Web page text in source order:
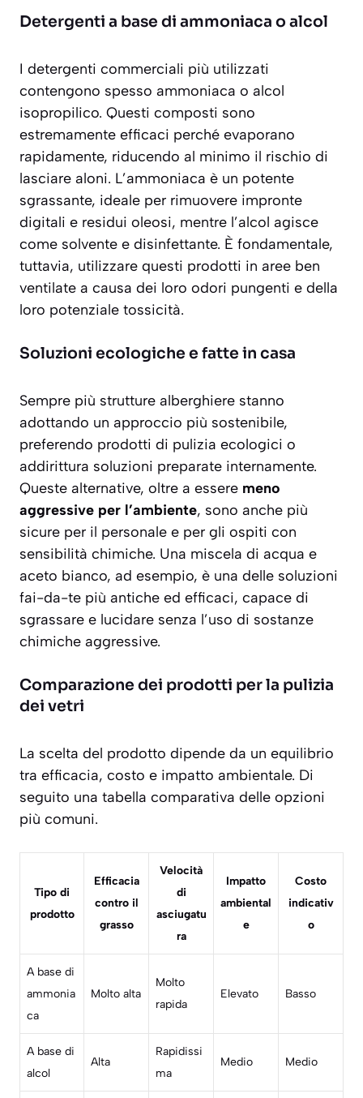
Detergenti a base di ammoniaca o alcol
I detergenti commerciali più utilizzati
contengono spesso ammoniaca o alcol
isopropilico. Questi composti sono
estremamente efficaci perché evaporano
rapidamente, riducendo al minimo il rischio di
lasciare aloni. L’ammoniaca è un potente
sgrassante, ideale per rimuovere impronte
digitali e residui oleosi, mentre l’alcol agisce
come solvente e disinfettante. È fondamentale,
tuttavia, utilizzare questi prodotti in aree ben
ventilate a causa dei loro odori pungenti e della
loro potenziale tossicità.
Soluzioni ecologiche e fatte in casa
Sempre più strutture alberghiere stanno
adottando un approccio più sostenibile,
preferendo prodotti di pulizia ecologici o
addirittura soluzioni preparate internamente.
Queste alternative, oltre a essere meno
aggressive per l’ambiente, sono anche più
sicure per il personale e per gli ospiti con
sensibilità chimiche. Una miscela di acqua e
aceto bianco, ad esempio, è una delle soluzioni
fai-da-te più antiche ed efficaci, capace di
sgrassare e lucidare senza l’uso di sostanze
chimiche aggressive.
Comparazione dei prodotti per la pulizia
dei vetri
La scelta del prodotto dipende da un equilibrio
tra efficacia, costo e impatto ambientale. Di
seguito una tabella comparativa delle opzioni
più comuni.
Tipo di
prodotto
Efficacia
contro il
grasso
Velocità
di
asciugatu
ra
Impatto
ambiental
e
Costo
indicativ
o
A base di
ammonia
ca
Molto alta
Molto
rapida
Elevato Basso
A base di
alcol
Alta
Rapidissi
ma
Medio Medio